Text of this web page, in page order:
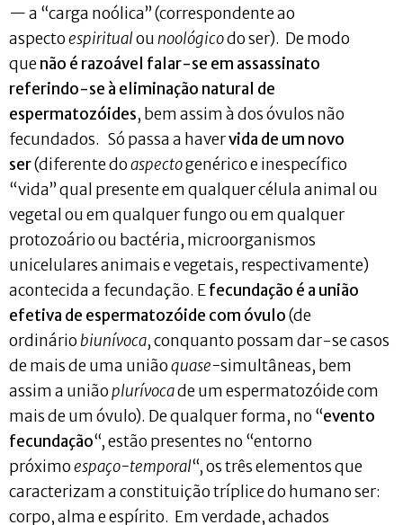
— a “carga noólica” (correspondente ao
aspectoespiritualounoológicodo ser). De modo
quenão é razoável falar-se em assassinato
referindo-se à eliminação natural de
espermatozóides, bem assim à dos óvulos não
fecundados. Só passa a havervida de um novo
ser(diferente doaspectogenérico e inespecífico
“vida” qual presente em qualquer célula animal ou
vegetal ou em qualquer fungo ou em qualquer
protozoário ou bactéria, microorganismos
unicelulares animais e vegetais, respectivamente)
acontecida a fecundação. Efecundação é a união
efetiva de espermatozóide com óvulo(de
ordináriobiunívoca, conquanto possam dar-se casos
de mais de uma uniãoquase-simultâneas, bem
assim a uniãoplurívocade um espermatozóide com
mais de um óvulo). De qualquer forma, no “evento
fecundação“, estão presentes no “entorno
próximoespaço-temporal“, os três elementos que
caracterizam a constituição tríplice do humano ser:
corpo, alma e espírito. Em verdade, achados